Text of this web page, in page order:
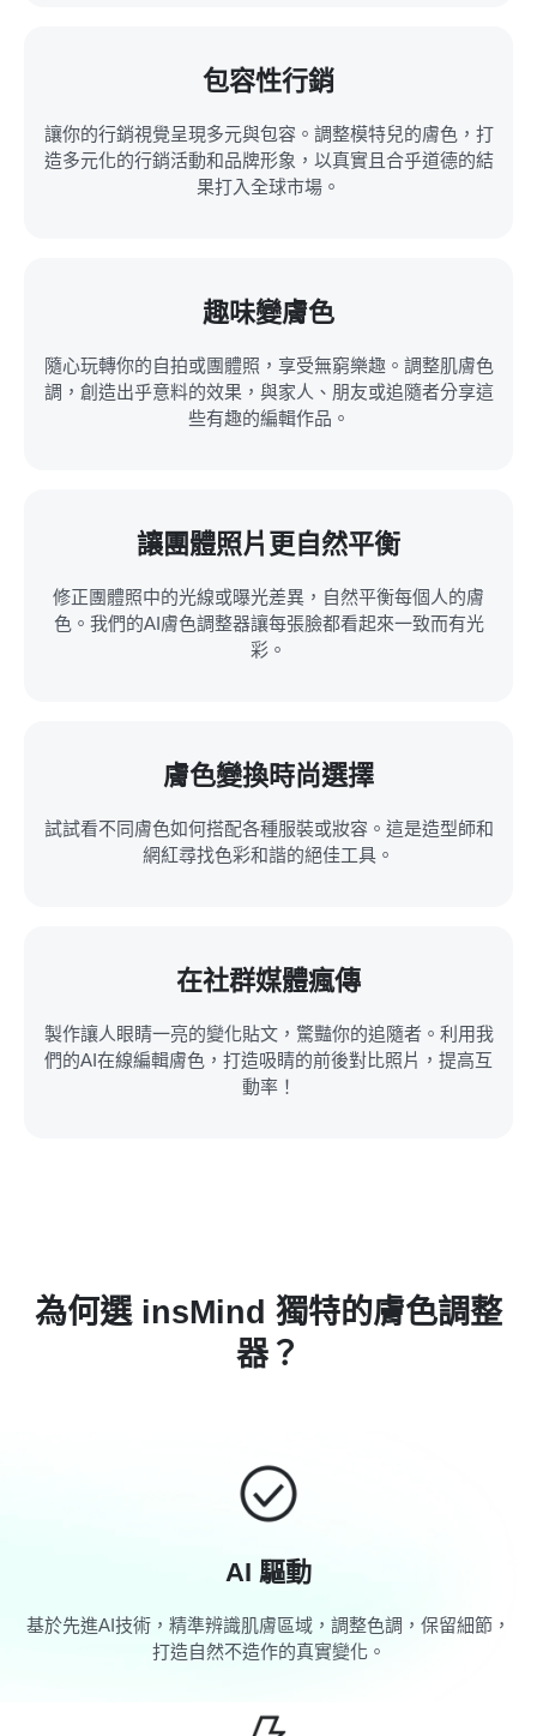
包容性行銷
讓你的行銷視覺呈現多元與包容。調整模特兒的膚色，打
造多元化的行銷活動和品牌形象，以真實且合乎道德的結
果打入全球市場。
趣味變膚色
隨心玩轉你的自拍或團體照，享受無窮樂趣。調整肌膚色
調，創造出乎意料的效果，與家人、朋友或追隨者分享這
些有趣的編輯作品。
讓團體照片更自然平衡
修正團體照中的光線或曝光差異，自然平衡每個人的膚
色。我們的AI膚色調整器讓每張臉都看起來一致而有光
彩。
膚色變換時尚選擇
試試看不同膚色如何搭配各種服裝或妝容。這是造型師和
網紅尋找色彩和諧的絕佳工具。
在社群媒體瘋傳
製作讓人眼睛一亮的變化貼文，驚豔你的追隨者。利用我
們的AI在線編輯膚色，打造吸睛的前後對比照片，提高互
動率！
為何選 insMind 獨特的膚色調整
器？
AI 驅動
基於先進AI技術，精準辨識肌膚區域，調整色調，保留細節，
打造自然不造作的真實變化。